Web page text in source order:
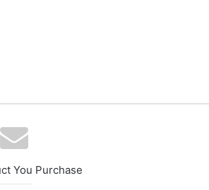
You Purchase